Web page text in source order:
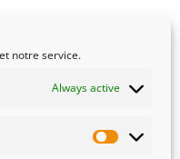
notre service.
Always active